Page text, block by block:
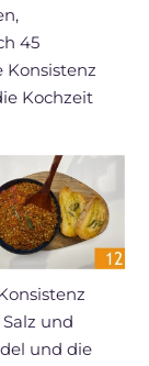
45
Konsistenz
Kochzeit
und
und die